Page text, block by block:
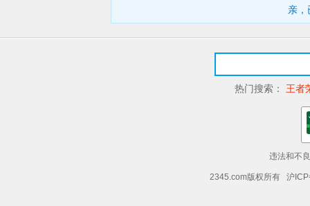
SSS炎帝·萨波潜能之力开放
亲，
热门搜索： 王者
违法和不
2345.com版权所有 沪